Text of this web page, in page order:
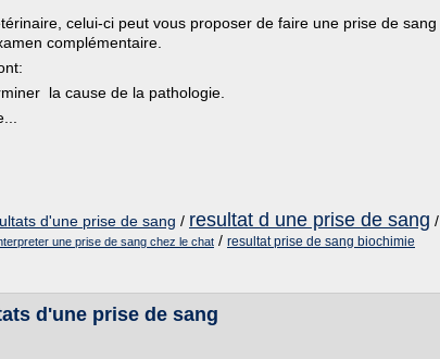
celui-ci peut vous proposer de faire une prise de sang
complémentaire.
la cause de la pathologie.
d'une prise de sang / resultat d une prise de sang /
une prise de sang chez le chat / resultat prise de sang biochimie
d'une prise de sang